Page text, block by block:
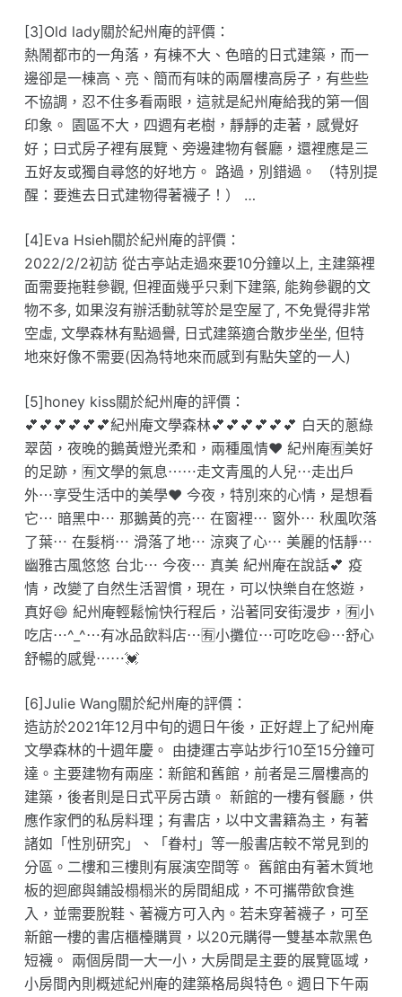
[3]Old lady關於紀州庵的評價：
熱鬧都市的一角落，有棟𣎴大、色暗的日式建築，而一
邊卻是一棟高、亮、簡而有味的兩層樓高房子，有些些
不協調，忍不住多看兩眼，這就是紀州庵給我的第一個
印象。 園區不大，四週有老樹，靜靜的走著，感覺好
好；曰式房子裡有展覽、旁邊建物有餐廳，還裡應是三
五好友或獨自尋悠的好地方。 路過，別錯過。 （特別提
醒：要進去日式建物得著襪子！） …
[4]Eva Hsieh關於紀州庵的評價：
2022/2/2初訪 從古亭站走過來要10分鐘以上, 主建築裡
面需要拖鞋參觀, 但裡面幾乎只剩下建築, 能夠參觀的文
物不多, 如果沒有辦活動就等於是空屋了, 不免覺得非常
空虛, 文學森林有點過譽, 日式建築適合散步坐坐, 但特
地來好像不需要(因為特地來而感到有點失望的一人)
[5]honey kiss關於紀州庵的評價：
💕💕💕💕💕💕紀州庵文學森林💕💕💕💕💕💕 白天的蔥綠
翠茵，夜晚的鵝黃燈光柔和，兩種風情❤️ 紀州庵🈶️美好
的足跡，🈶️文學的氣息⋯⋯走文青風的人兒⋯走出戶
外⋯享受生活中的美學❤️ 今夜，特別來的心情，是想看
它⋯ 暗黑中⋯ 那鵝黃的亮⋯ 在窗裡⋯ 窗外⋯ 秋風吹落
了葉⋯ 在髮梢⋯ 滑落了地⋯ 涼爽了心⋯ 美麗的恬靜⋯
幽雅古風悠悠 台北⋯ 今夜⋯ 真美 紀州庵在說話💕 疫
情，改變了自然生活習慣，現在，可以快樂自在悠遊，
真好😄 紀州庵輕鬆愉快行程后，沿著同安街漫步，🈶️小
吃店⋯^_^⋯有冰品飲料店⋯🈶️小攤位⋯可吃吃😄⋯舒心
舒暢的感覺⋯⋯💓
[6]Julie Wang關於紀州庵的評價：
造訪於2021年12月中旬的週日午後，正好趕上了紀州庵
文學森林的十週年慶。 由捷運古亭站步行10至15分鐘可
達。主要建物有兩座：新館和舊館，前者是三層樓高的
建築，後者則是日式平房古蹟。 新館的一樓有餐廳，供
應作家們的私房料理；有書店，以中文書籍為主，有著
諸如「性別研究」、「眷村」等一般書店較不常見到的
分區。二樓和三樓則有展演空間等。 舊館由有著木質地
板的迴廊與鋪設榻榻米的房間組成，不可攜帶飲食進
入，並需要脫鞋、著襪方可入內。若未穿著襪子，可至
新館一樓的書店櫃檯購買，以20元購得一雙基本款黑色
短襪。 兩個房間一大一小，大房間是主要的展覽區域，
小房間內則概述紀州庵的建築格局與特色。週日下午兩